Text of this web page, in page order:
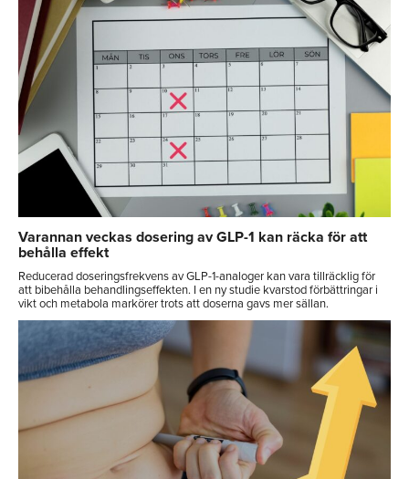
Varannan veckas dosering av GLP-1 kan räcka för att
behålla effekt
Reducerad doseringsfrekvens av GLP-1-analoger kan vara tillräcklig för
att bibehålla behandlingseffekten. I en ny studie kvarstod förbättringar i
vikt och metabola markörer trots att doserna gavs mer sällan.